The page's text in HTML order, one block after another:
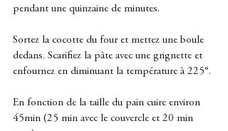
pendant une quinzaine de minutes.
Sortez la cocotte du four et mettez une boule
dedans. Scarifiez la pâte avec une grignette et
enfournez en diminuant la température à 225°.
En fonction de la taille du pain cuire environ
45min (25 min avec le couvercle et 20 min